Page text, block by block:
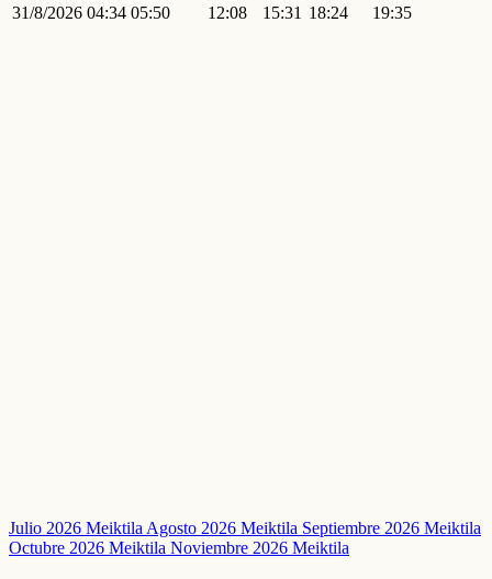
31/8/2026 04:34 05:50 12:08 15:31 18:24 19:35
Julio 2026 MeiktilaAgosto 2026 Meiktila Septiembre 2026 Meiktila
Octubre 2026 Meiktila Noviembre 2026 Meiktila